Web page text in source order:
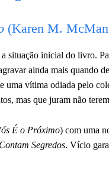
(Karen M.
situação inicial do livro.
ainda mais quando
uma vítima odiada pelo
mas que juram não
É o Próximo) com uma
Segredos. Vício